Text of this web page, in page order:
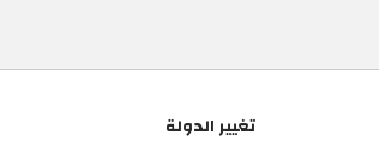
تغيير الدولة